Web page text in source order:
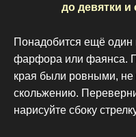
до девятки
Понадобится ещё один
фарфора или фаянса.
края были ровными,
скольжению.
нарисуйте сбоку